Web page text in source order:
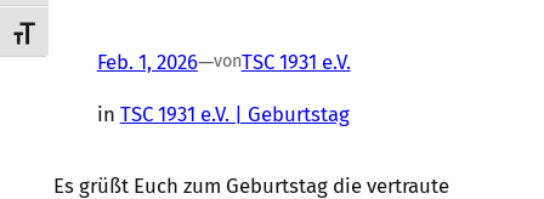
Schrift vergrößern
Feb. 1, 2026—vonTSC 1931 e.V.
in TSC 1931 e.V. | Geburtstag
Es grüßt Euch zum Geburtstag die vertraute